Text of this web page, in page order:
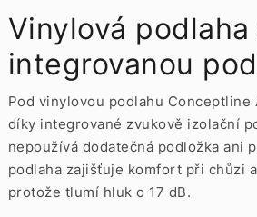
Vinylová podlaha
integrovanou
Pod vinylovou podlahu Conceptline
díky integrované zvukově izolační
nepoužívá dodatečná podložka ani
podlaha zajišťuje komfort při chůzi
protože tlumí hluk o 17 dB.